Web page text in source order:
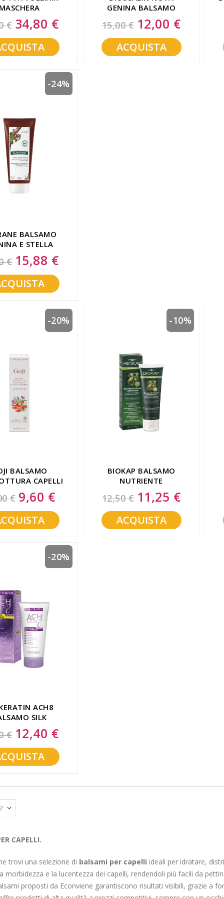
MASCHERA
INTENSO
€ Special
Price
34,80 €
GENINA BALSAMO
FORTIFICANTE 150ML
15,00 € Special
Price
12,00 €
ACQUISTA
BALSAMO
E STELLA
200ML
€
-24%
Special
Price
15,88 €
BALSAMO
CAPELLI
E SFIBRATI 125
ML
€
-20%
Special
Price
9,60 €
BIOKAP BALSAMO
NUTRIENTE
DISTRICANTE
12,50 €
-10%
Special
11,25 €
ACQUISTA
ACH8
SILK
150 ML
€
-20%
Special
Price
12,40 €
CAPELLI.
trovi una selezione di balsami per capelli ideali per idratare,
morbidezza e la lucentezza dei capelli, rendendoli più facili da
proposti da Econviene garantiscono risultati visibili, grazie a